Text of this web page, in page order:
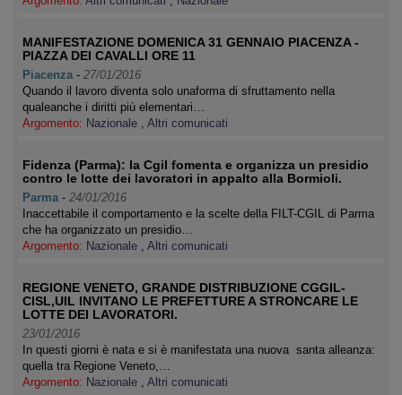
MANIFESTAZIONE DOMENICA 31 GENNAIO PIACENZA -
PIAZZA DEI CAVALLI ORE 11
Piacenza - 27/01/2016
Quando il lavoro diventa solo unaforma di sfruttamento nella
qualeanche i diritti più elementari…
Argomento: Nazionale , Altri comunicati
Fidenza (Parma): la Cgil fomenta e organizza un presidio
contro le lotte dei lavoratori in appalto alla Bormioli.
Parma - 24/01/2016
Inaccettabile il comportamento e la scelte della FILT-CGIL di Parma
che ha organizzato un presidio…
Argomento: Nazionale , Altri comunicati
REGIONE VENETO, GRANDE DISTRIBUZIONE CGGIL-
CISL,UIL INVITANO LE PREFETTURE A STRONCARE LE
LOTTE DEI LAVORATORI.
23/01/2016
In questi giorni è nata e si è manifestata una nuova santa alleanza:
quella tra Regione Veneto,…
Argomento: Nazionale , Altri comunicati